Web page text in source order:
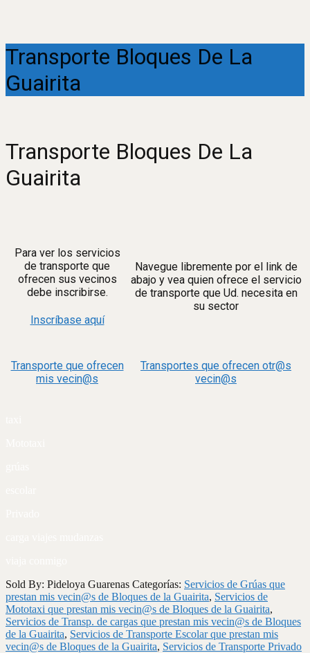
Transporte Bloques De La
Guairita
Transporte Bloques De La
Guairita
Para ver los servicios
de transporte que
ofrecen sus vecinos
debe inscribirse.
Inscríbase aquí
Navegue libremente por el link de
abajo y vea quien ofrece el servicio
de transporte que Ud. necesita en
su sector
Transporte que ofrecen
mis vecin@s
Transportes que ofrecen otr@s
vecin@s
Sold By: Pideloya Guarenas Categorías: Servicios de Grúas que
prestan mis vecin@s de Bloques de la Guairita, Servicios de
Mototaxi que prestan mis vecin@s de Bloques de la Guairita,
Servicios de Transp. de cargas que prestan mis vecin@s de Bloques
de la Guairita, Servicios de Transporte Escolar que prestan mis
vecin@s de Bloques de la Guairita, Servicios de Transporte Privado